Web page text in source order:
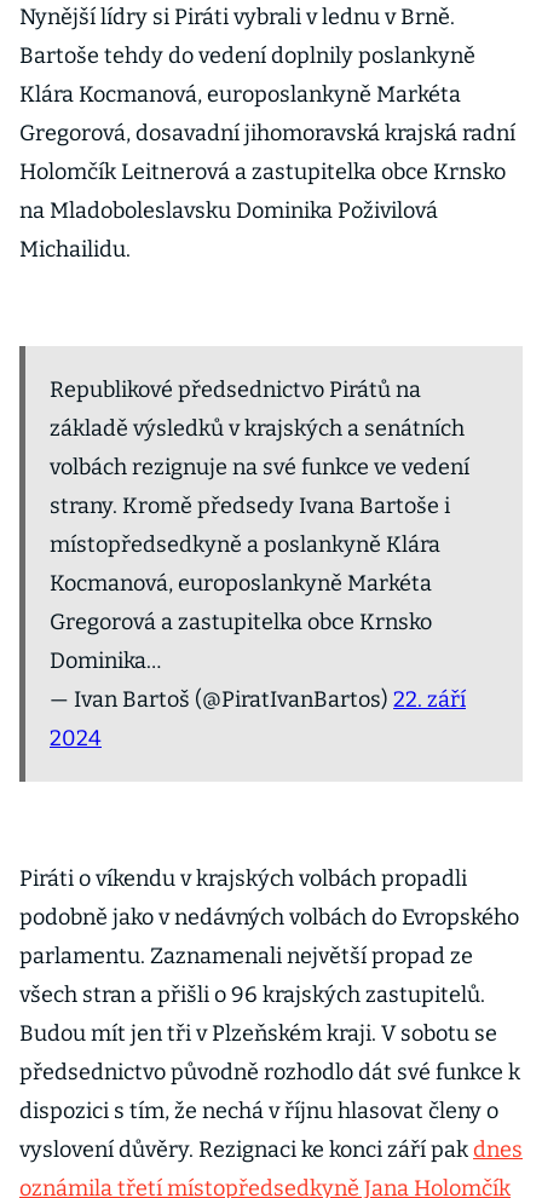
Nynější lídry si Piráti vybrali v lednu v Brně.
Bartoše tehdy do vedení doplnily poslankyně
Klára Kocmanová, europoslankyně Markéta
Gregorová, dosavadní jihomoravská krajská radní
Holomčík Leitnerová a zastupitelka obce Krnsko
na Mladoboleslavsku Dominika Poživilová
Michailidu.
Republikové předsednictvo Pirátů na
základě výsledků v krajských a senátních
volbách rezignuje na své funkce ve vedení
strany. Kromě předsedy Ivana Bartoše i
místopředsedkyně a poslankyně Klára
Kocmanová, europoslankyně Markéta
Gregorová a zastupitelka obce Krnsko
Dominika…
— Ivan Bartoš (@PiratIvanBartos) 22. září
2024
Piráti o víkendu v krajských volbách propadli
podobně jako v nedávných volbách do Evropského
parlamentu. Zaznamenali největší propad ze
všech stran a přišli o 96 krajských zastupitelů.
Budou mít jen tři v Plzeňském kraji. V sobotu se
předsednictvo původně rozhodlo dát své funkce k
dispozici s tím, že nechá v říjnu hlasovat členy o
vyslovení důvěry. Rezignaci ke konci září pakdnes
oznámila třetí místopředsedkyně Jana Holomčík